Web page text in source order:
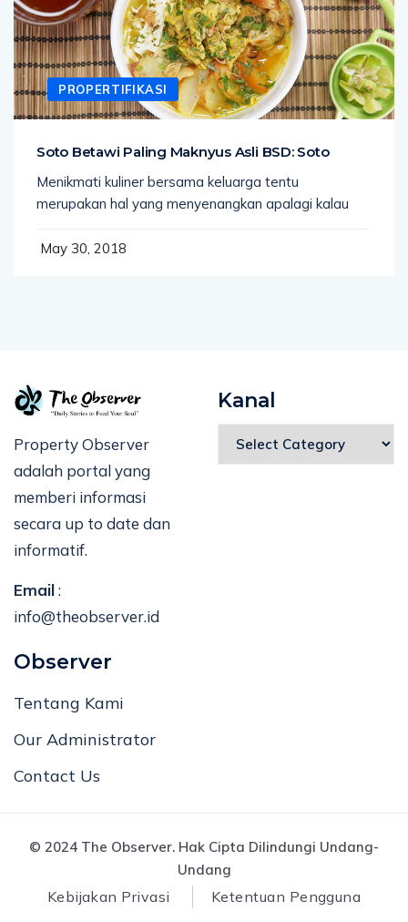
PROPERTIFIKASI
Soto Betawi Paling Maknyus Asli BSD: Soto
Menikmati kuliner bersama keluarga tentu
merupakan hal yang menyenangkan apalagi kalau
May 30, 2018
Property Observer
adalah portal yang
memberi informasi
secara up to date dan
informatif.
Email:
info@theobserver.id
Kanal
Observer
Tentang Kami
Our Administrator
Contact Us
© 2024 The Observer. Hak Cipta Dilindungi Undang-
Undang
Kebijakan Privasi Ketentuan Pengguna